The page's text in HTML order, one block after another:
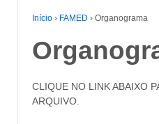
Início › FAMED › Organograma
CLIQUE NO LINK ABAIXO
ARQUIVO.